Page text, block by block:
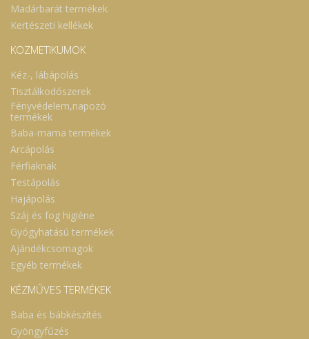
Madárbarát termékek
Kertészeti kellékek
KOZMETIKUMOK
Kéz-, lábápolás
Tisztálkodószerek
Fényvédelem,napozó
termékek
Baba-mama termékek
Arcápolás
Férfiaknak
Testápolás
Hajápolás
Száj és fog higiéne
Gyógyhatású termékek
Ajándékcsomagok
Egyéb termékek
KÉZMŰVES TERMÉKEK
Baba és bábkészítés
Gyöngyfűzés